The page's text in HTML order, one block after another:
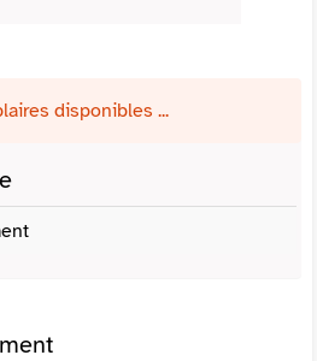
disponibles ...